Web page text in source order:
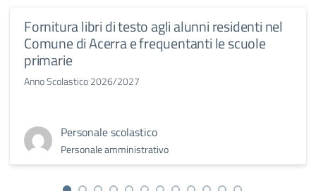
Fornitura libri di testo agli alunni residenti nel
Comune di Acerra e frequentanti le scuole
primarie
Anno Scolastico 2026/2027
Personale scolastico
Personale amministrativo